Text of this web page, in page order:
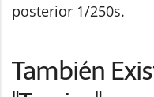
posterior 1/250s.
También